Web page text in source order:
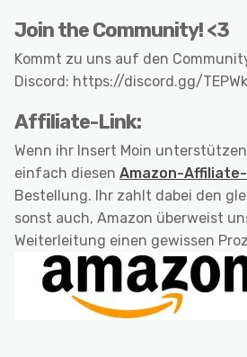
Join the Community! <3
Kommt zu uns auf den
Discord: https://discord.gg/
Affiliate-Link:
Wenn ihr Insert Moin
einfach diesen Amazon-
Bestellung. Ihr zahlt dabei den
sonst auch, Amazon überweist
Weiterleitung einen gewissen